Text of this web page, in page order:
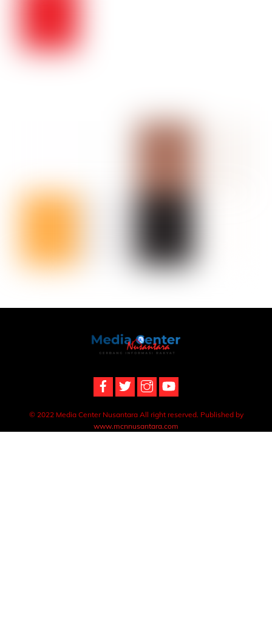
Back
To
© 2022 Media Center Nusantara All right reserved. Published by
www.mcnnusantara.com